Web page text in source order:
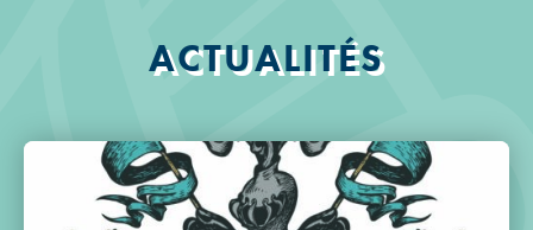
ACTUALITÉS